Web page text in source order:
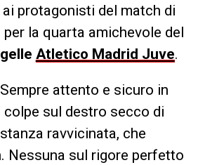
protagonisti del match di
la quarta amichevole del
Atletico Madrid Juve.
Sempre attento e sicuro in
colpe sul destro secco di
ravvicinata, che
Nessuna sul rigore perfetto